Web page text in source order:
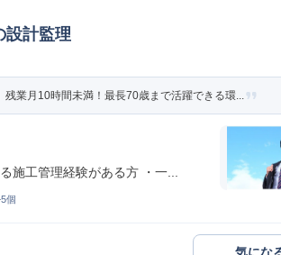
設計監理
業月10時間未満！最長70歳まで活躍できる環...
施工管理経験がある方 ・一...
個
気にな